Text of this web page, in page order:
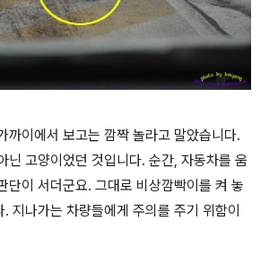
까이에서 보고는 깜짝 놀라고 말았습니다.
닌 고양이었던 것입니다. 순간, 자동차를 움
단이 서더군요. 그대로 비상깜빡이를 켜 놓
지나가는 차량들에게 주의를 주기 위함이